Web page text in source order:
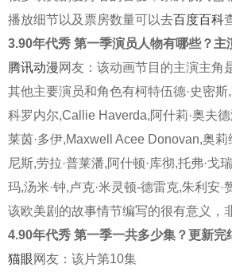
播放细节以及票房数量可以去百度百科
3.90年代秀 第一季演员人物有哪些？主
腾讯动漫网友：该动画节目的主演主角
其他主要演员和角色有柯特伍德·史密斯,
科罗内尔,Callie Haverda,阿什莉·奥夫
莱茵·多伊,Maxwell Acee Donovan,奥莉
尼斯,劳拉·普莱潘,阿什顿·库彻,托弗·戈
玛,汤米·钟,卢克·米灵顿-德雷克,朱利安·
该欧美剧的故事情节编写的很有意义，
4.90年代秀 第一季一共多少集？更新完
猫眼网友：该片第10集